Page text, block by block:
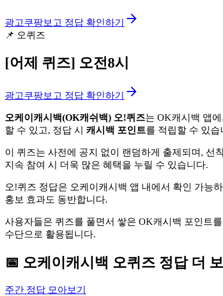
광고쿠팡보고 정답 확인하기
📌 오퀴즈
[어제 퀴즈] 오전8시
광고쿠팡보고 정답 확인하기
오케이캐시백(OK캐쉬백) 오!퀴즈는 OK캐시백 앱
할 수 있고, 정답 시 캐시백 포인트를 적립할 수 있습
이 퀴즈는 사전에 공지 없이 랜덤하게 출제되며, 선
지속 참여 시 더욱 많은 혜택을 누릴 수 있습니다.
오!퀴즈 정답은 오케이캐시백 앱 내에서 확인 가능
홍보 효과도 동반합니다.
사용자들은 퀴즈를 풀면서 쌓은 OK캐시백 포인트
수단으로 활용됩니다.
📅 오케이캐시백 오퀴즈 정답 더 보
주간 정답 모아보기